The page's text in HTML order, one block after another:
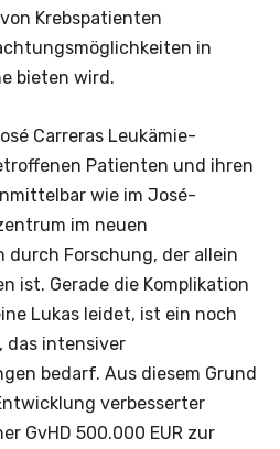
Krebspatienten
in
bieten wird.
Carreras Leukämie-
Patienten und ihren
wie im José-
im neuen
durch Forschung, der allein
ist. Gerade die Komplikation
Lukas leidet, ist ein noch
das intensiver
bedarf. Aus diesem Grund
verbesserter
GvHD 500.000 EUR zur